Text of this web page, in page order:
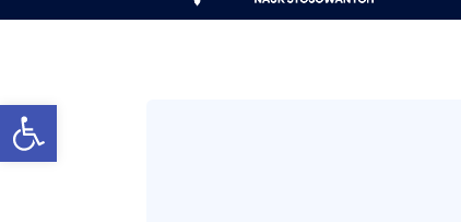
Otwórz pasek narzędzi